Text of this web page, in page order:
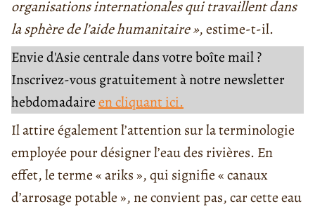
organisations internationales qui travaillent dans
la sphère de l’aide humanitaire », estime-t-il.
Envie d'Asie centrale dans votre boîte mail ?
Inscrivez-vous gratuitement à notre newsletter
hebdomadaireen cliquant ici.
Il attire également l’attention sur la terminologie
employée pour désigner l’eau des rivières. En
effet, le terme « ariks », qui signifie « canaux
d’arrosage potable », ne convient pas, car cette eau